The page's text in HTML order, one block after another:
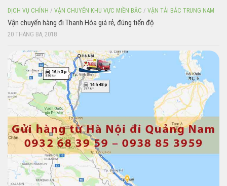
DỊCH VỤ CHÍNH / VẬN CHUYỂN KHU VỰC MIỀN BẮC / VẬN TẢI BẮC TRUNG NAM
Vận chuyển hàng đi Thanh Hóa giá rẻ, đúng tiến độ
20 THÁNG BA, 2018